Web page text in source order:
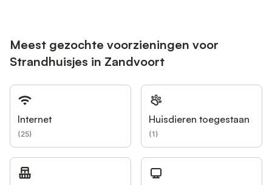
Meest gezochte voorzieningen voor
Strandhuisjes in Zandvoort
Internet
(25)
Huisdieren toegestaan
(1)